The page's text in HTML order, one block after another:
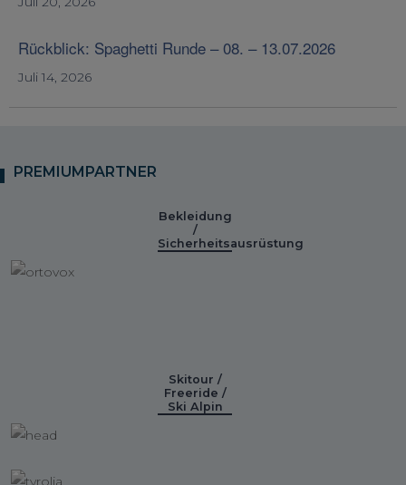
Rückblick: Spaghetti Runde – 08. – 13.07.2026
Juli 14, 2026
PREMIUMPARTNER
Bekleidung
/
Sicherheitsausrüstung
Skitour /
Freeride /
Ski Alpin